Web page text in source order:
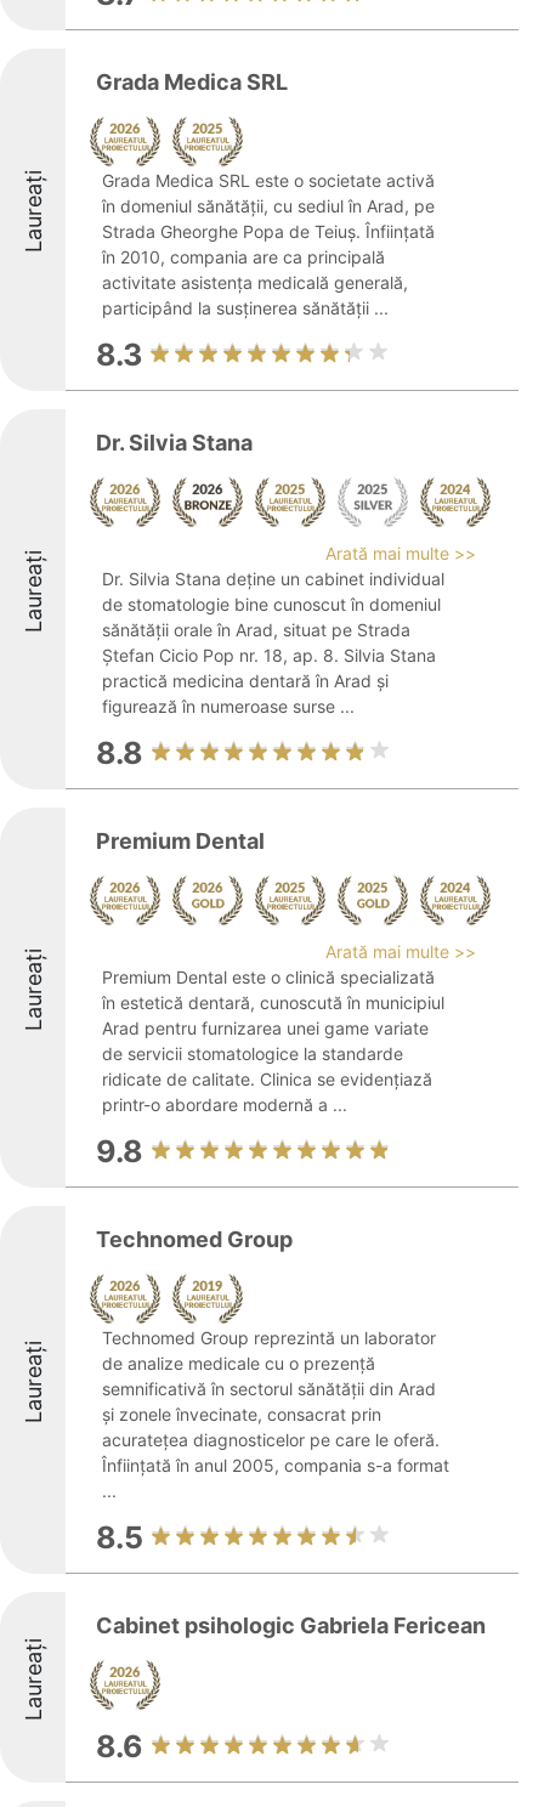
Laureați
Grada Medica SRL
Grada Medica SRL este o societate activă
în domeniul sănătății, cu sediul în Arad, pe
Strada Gheorghe Popa de Teiuș. Înființată
în 2010, compania are ca principală
activitate asistența medicală generală,
participând la susținerea sănătății ...
8.3
Laureați
Dr. Silvia Stana
Arată mai multe >>
Dr. Silvia Stana deține un cabinet individual
de stomatologie bine cunoscut în domeniul
sănătății orale în Arad, situat pe Strada
Ștefan Cicio Pop nr. 18, ap. 8. Silvia Stana
practică medicina dentară în Arad și
figurează în numeroase surse ...
8.8
Laureați
Premium Dental
Arată mai multe >>
Premium Dental este o clinică specializată
în estetică dentară, cunoscută în municipiul
Arad pentru furnizarea unei game variate
de servicii stomatologice la standarde
ridicate de calitate. Clinica se evidențiază
printr-o abordare modernă a ...
9.8
Laureați
Technomed Group
Technomed Group reprezintă un laborator
de analize medicale cu o prezență
semnificativă în sectorul sănătății din Arad
și zonele învecinate, consacrat prin
acuratețea diagnosticelor pe care le oferă.
Înființată în anul 2005, compania s-a format
...
8.5
Laureați
Cabinet psihologic Gabriela Fericean
8.6